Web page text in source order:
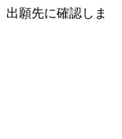
出願先に確認しま